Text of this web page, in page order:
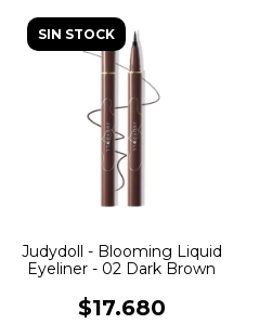
SIN STOCK
Judydoll - Blooming Liquid
Eyeliner - 02 Dark Brown
$17.680